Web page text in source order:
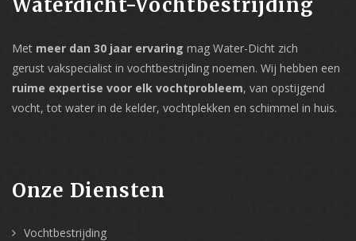
Met meer dan 30 jaar ervaring mag Water-Dicht zich
gerust vakspecialist in vochtbestrijding noemen. Wij hebben een
ruime expertise voor elk vochtprobleem, van opstijgend
vocht, tot water in de kelder, vochtplekken en schimmel in huis.
Onze Diensten
Vochtbestrijding